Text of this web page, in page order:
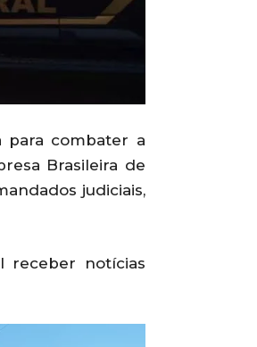
para combater a
Brasileira de
judiciais,
receber notícias